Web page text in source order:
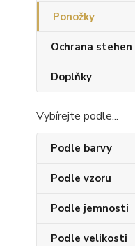
Ponožky
Ochrana stehen
Doplňky
Vybírejte podle...
Podle barvy
Podle vzoru
Podle jemnosti
Podle velikosti